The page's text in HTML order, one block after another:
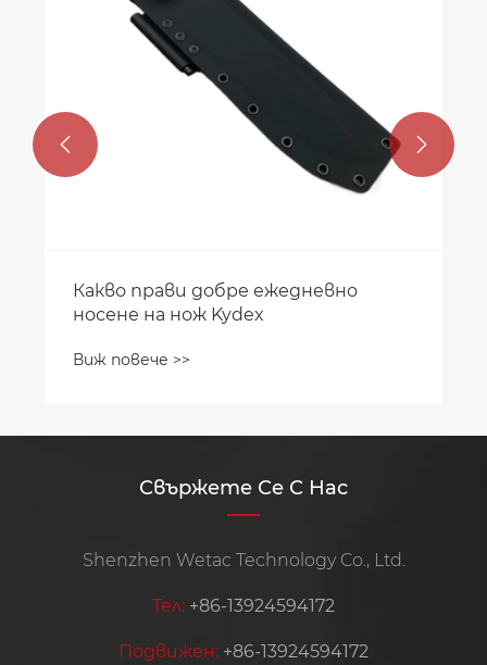
Какво прави добре ежедневно
носене на нож Kydex
Виж повече >>
 
Свържете Се С Нас
Shenzhen Wetac Technology Co., Ltd.
Тел: +86-13924594172
Подвижен: +86-13924594172